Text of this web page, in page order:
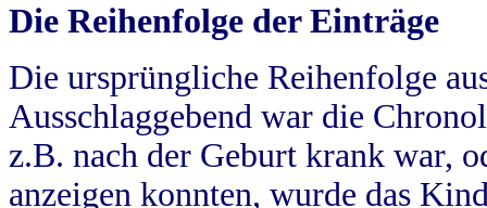
Die Reihenfolge der Einträge
Die ursprüngliche Reihenfolge
Ausschlaggebend war die
z.B. nach der Geburt krank war,
anzeigen konnten, wurde das